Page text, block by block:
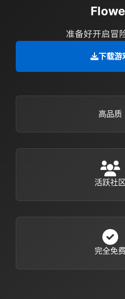
准备好开启冒
下载游
高品质
活跃社区
完全免费